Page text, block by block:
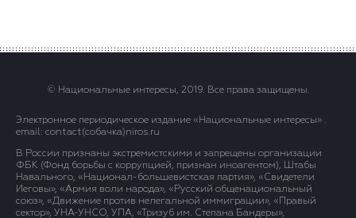
© Национальные интересы, 2019. Все права защищены.
Электронное периодическое издание «Национальные интересы» .
email: contact(сoбaчка)niros.ru
В России признаны экстремистскими и запрещены организации
ФБК (Фонд борьбы с коррупцией, признан иноагентом), Штабы
Навального, «Национал-большевистская партия», «Свидетели
Иеговы», «Армия воли народа», «Русский общенациональный
союз», «Движение против нелегальной иммиграции», «Правый
сектор», УНА-УНСО, УПА, «Тризуб им. Степана Бандеры»,